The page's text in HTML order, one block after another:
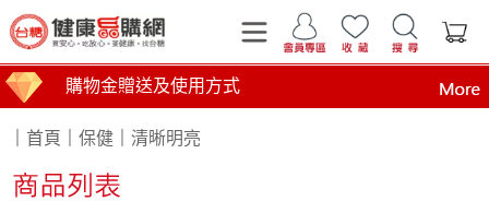
購物金贈送及使用方式
首頁 保健 清晰明亮